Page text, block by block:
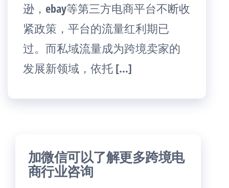
逊，ebay等第三方电商平台不断收
紧政策，平台的流量红利期已
过。而私域流量成为跨境卖家的
发展新领域，依托 […]
加微信可以了解更多跨境电
商行业咨询